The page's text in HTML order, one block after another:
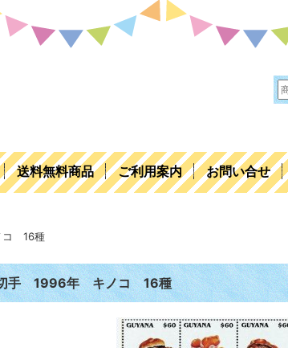
送料無料商品 ご利用案内 お問い合せ
コ 16種
切手 1996年 キノコ 16種